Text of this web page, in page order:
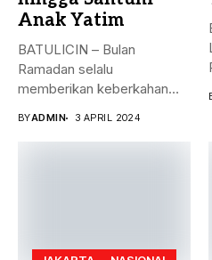
Anak Yatim
BATULICIN – Bulan
Ramadan selalu
memberikan keberkahan
BYADMIN 3 APRIL 2024